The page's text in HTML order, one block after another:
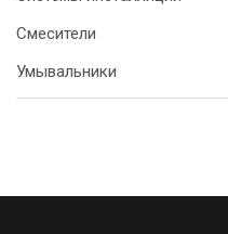
Смесители
Умывальники